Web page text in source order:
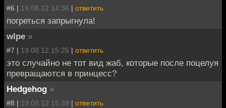
#6 | 19.08.12 14:36 | ответить
погреться запрыгнула!
wlpe »
#7 | 19.08.12 15:25 | ответить
это случайно не тот вид жаб, которые после поцелуя
превращаются в принцесс?
Hedgehog »
#8 | 19.08.12 15:39 | ответить